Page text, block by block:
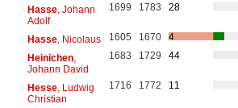
Hasse, Johann
Adolf
1699 1783 28
Hasse, Nicolaus 1605 1670
4
Heinichen,
Johann David
1683 1729 44
Hesse, Ludwig
Christian
1716 1772 11